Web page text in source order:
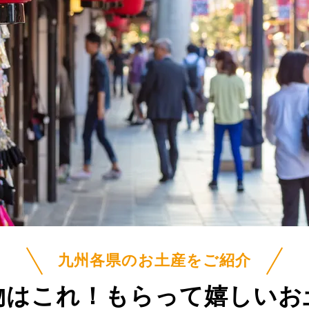
九州各県のお土産をご紹介
これ！ もらって嬉しいお